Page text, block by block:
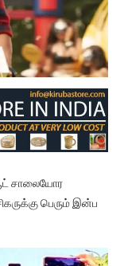
சாலையோர
பெரும் இன்ப